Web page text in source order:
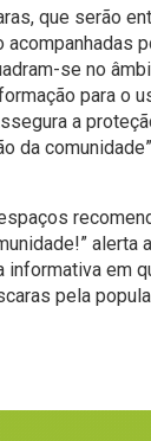
que serão
acompanhadas
se no
para o
a
da
alerta
informativa em
pela